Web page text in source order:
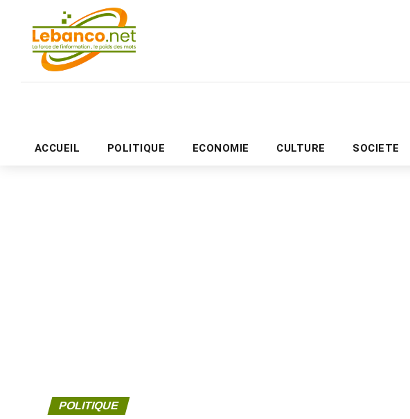
ACCUEIL POLITIQUE ECONOMIE CULTURE SOCIETE
POLITIQUE